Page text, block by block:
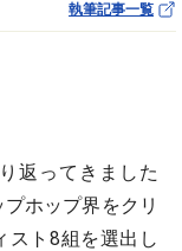
執筆記事一覧
返ってきました
ホップ界をクリ
スト8組を選出し